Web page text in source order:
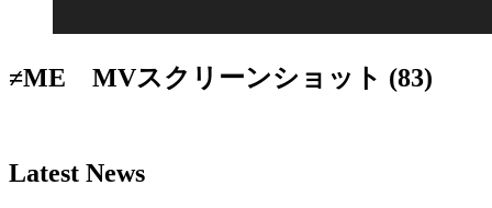
≠ME MVスクリーンショット (83)
Latest News